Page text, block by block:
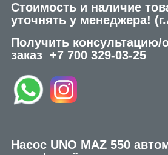
Стоимость и наличие
уточнять у менеджера!
Получить
заказ +7 700 329-03-25
Насос UNO MAZ 550